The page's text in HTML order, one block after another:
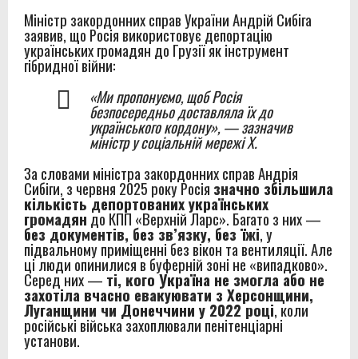
Міністр закордонних справ України Андрій Сибіга
заявив, що Росія використовує депортацію
українських громадян до Грузії як інструмент
гібридної війни:
«Ми пропонуємо, щоб Росія
безпосередньо доставляла їх до
українського кордону», — зазначив
міністр у соціальній мережі X.
За словами міністра закордонних справ Андрія
Сибіги, з червня 2025 року Росія значно збільшила
кількість депортованих українських
громадян до КПП «Верхній Ларс». Багато з них —
без документів, без зв’язку, без їжі, у
підвальному приміщенні без вікон та вентиляції. Але
ці люди опинилися в буферній зоні не «випадково».
Серед них — ті, кого Україна не змогла або не
захотіла вчасно евакуювати з Херсонщини,
Луганщини чи Донеччини у 2022 році, коли
російські війська захоплювали пенітенціарні
установи.